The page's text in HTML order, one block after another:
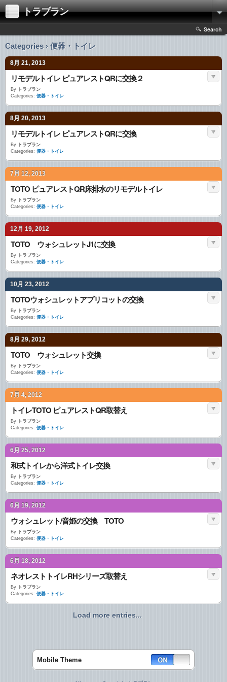
トラブラン
Search
Categories › 便器・トイレ
8月 21, 2013
リモデルトイレ ピュアレストQRに交換２
By トラブラン
Categories: 便器・トイレ
8月 20, 2013
リモデルトイレ ピュアレストQRに交換
By トラブラン
Categories: 便器・トイレ
7月 12, 2013
TOTO ピュアレストQR床排水のリモデルトイレ
By トラブラン
Categories: 便器・トイレ
12月 19, 2012
TOTO ウォシュレットJ1に交換
By トラブラン
Categories: 便器・トイレ
10月 23, 2012
TOTOウォシュレットアプリコットの交換
By トラブラン
Categories: 便器・トイレ
8月 29, 2012
TOTO ウォシュレット交換
By トラブラン
Categories: 便器・トイレ
7月 4, 2012
トイレTOTO ピュアレストQR取替え
By トラブラン
Categories: 便器・トイレ
6月 25, 2012
和式トイレから洋式トイレ交換
By トラブラン
Categories: 便器・トイレ
6月 19, 2012
ウォシュレット/音姫の交換 TOTO
By トラブラン
Categories: 便器・トイレ
6月 18, 2012
ネオレストトイレRHシリーズ取替え
By トラブラン
Categories: 便器・トイレ
Load more entries...
Mobile Theme